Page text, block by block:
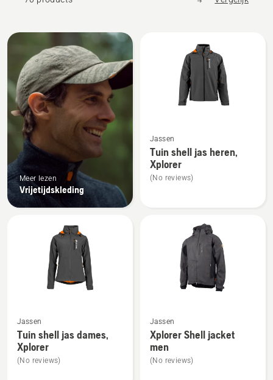
Bekijk
alle
producten
Meer lezen
Vrijetijdskleding
meer
details
over
Tuin
Jassen
Tuin shell jas heren,
Xplorer
(No reviews)
meer
details
over
Tuin
Jassen
Tuin shell jas dames,
Xplorer
(No reviews)
meer
details
over
Xplorer
Jassen
Xplorer Shell jacket
men
(No reviews)